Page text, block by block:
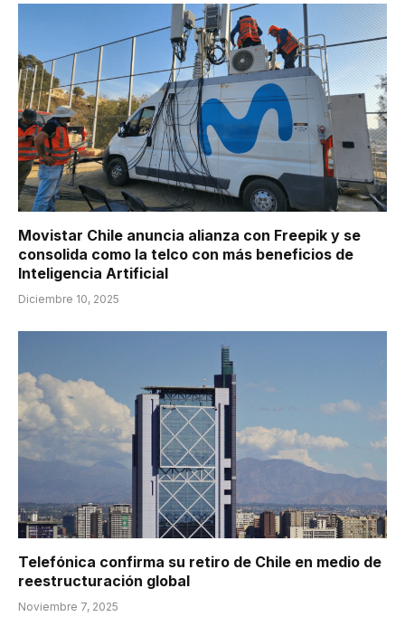
Movistar Chile anuncia alianza con Freepik y se
consolida como la telco con más beneficios de
Inteligencia Artificial
Diciembre 10, 2025
Telefónica confirma su retiro de Chile en medio de
reestructuración global
Noviembre 7, 2025